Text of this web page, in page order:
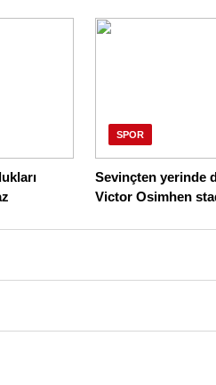
SPOR
Sevinçten yerinde
Victor Osimhen